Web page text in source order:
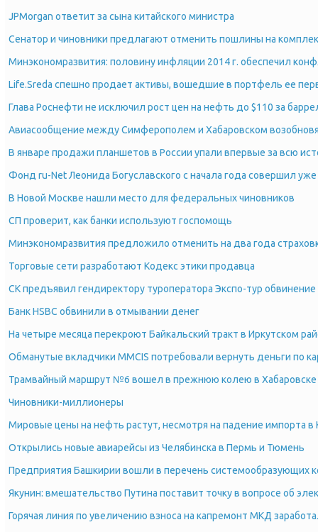
JPMorgan ответит за сына китайского министра
Сенатор и чиновники предлагают отменить пошлины на
Минэкономразвития: половину инфляции 2014 г. обеспечил
Life.Sreda спешно продает активы, вошедшие в портфель ее
Глава Роснефти не исключил рост цен на нефть до $110 за
Авиасообщение между Симферополем и Хабаровском
В январе продажи планшетов в России упали впервые за всю
Фонд ru-Net Леонида Богуславского с начала года совершил
В Новой Москве нашли место для федеральных чиновников
СП проверит, как банки используют госпомощь
Минэкономразвития предложило отменить на два года
Торговые сети разработают Кодекс этики продавца
СК предъявил гендиректору туроператора Экспо-тур
Банк HSBC обвинили в отмывании денег
На четыре месяца перекроют Байкальский тракт в Иркутском
Обманутые вкладчики MMCIS потребовали вернуть деньги по
Трамвайный маршрут №6 вошел в прежнюю колею в Хабаровске
Чиновники-миллионеры
Мировые цены на нефть растут, несмотря на падение импорта в
Открылись новые авиарейсы из Челябинска в Пермь и Тюмень
Предприятия Башкирии вошли в перечень системообразующих
Якунин: вмешательство Путина поставит точку в вопросе об
Горячая линия по увеличению взноса на капремонт МКД